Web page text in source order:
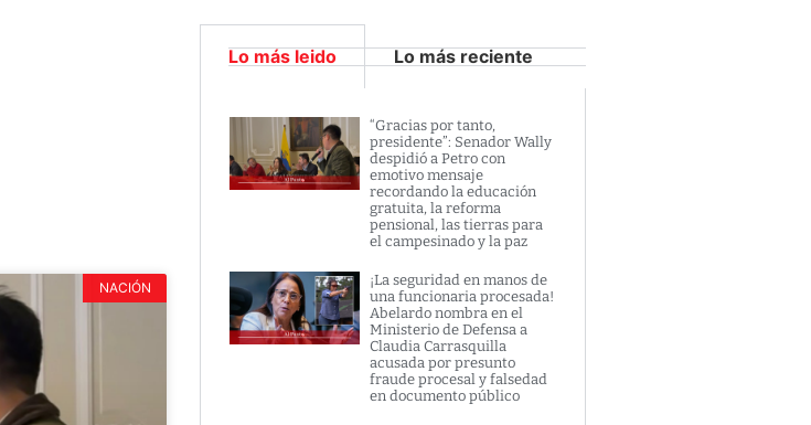
NACIÓN
Lo más leido Lo más reciente
“Gracias por tanto,
presidente”: Senador Wally
despidió a Petro con
emotivo mensaje
recordando la educación
gratuita, la reforma
pensional, las tierras para
el campesinado y la paz
¡La seguridad en manos de
una funcionaria procesada!
Abelardo nombra en el
Ministerio de Defensa a
Claudia Carrasquilla
acusada por presunto
fraude procesal y falsedad
en documento público